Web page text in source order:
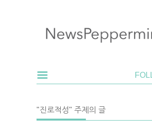
"진로적성" 주제의 글